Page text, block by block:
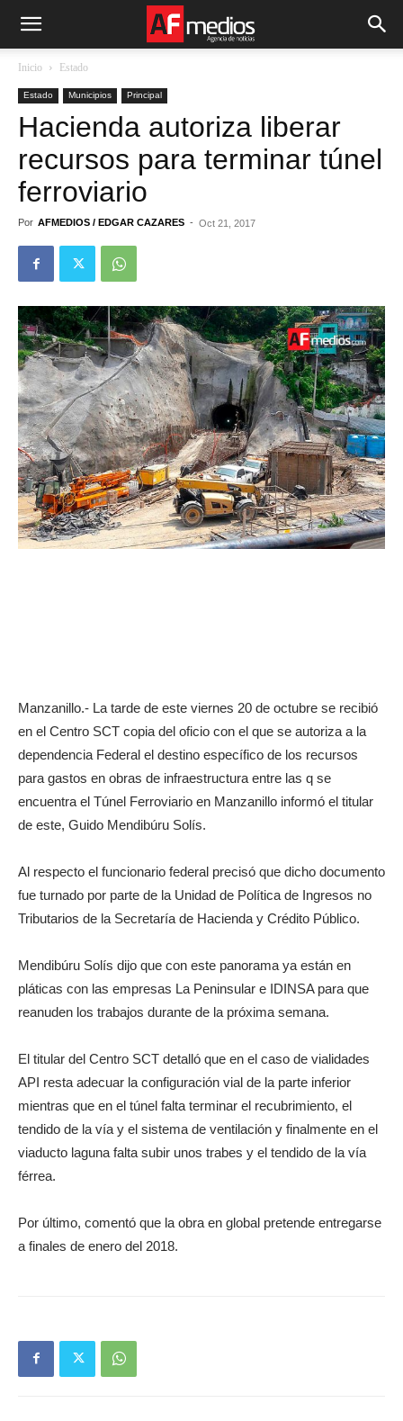
Inicio Estado
Estado Municipios Principal
Hacienda autoriza liberar
recursos para terminar túnel
ferroviario
Por AFMEDIOS / EDGAR CAZARES - Oct 21, 2017
Manzanillo.- La tarde de este viernes 20 de octubre se recibió
en el Centro SCT copia del oficio con el que se autoriza a la
dependencia Federal el destino específico de los recursos
para gastos en obras de infraestructura entre las q se
encuentra el Túnel Ferroviario en Manzanillo informó el titular
de este, Guido Mendibúru Solís.
Al respecto el funcionario federal precisó que dicho documento
fue turnado por parte de la Unidad de Política de Ingresos no
Tributarios de la Secretaría de Hacienda y Crédito Público.
Mendibúru Solís dijo que con este panorama ya están en
pláticas con las empresas La Peninsular e IDINSA para que
reanuden los trabajos durante de la próxima semana.
El titular del Centro SCT detalló que en el caso de vialidades
API resta adecuar la configuración vial de la parte inferior
mientras que en el túnel falta terminar el recubrimiento, el
tendido de la vía y el sistema de ventilación y finalmente en el
viaducto laguna falta subir unos trabes y el tendido de la vía
férrea.
Por último, comentó que la obra en global pretende entregarse
a finales de enero del 2018.